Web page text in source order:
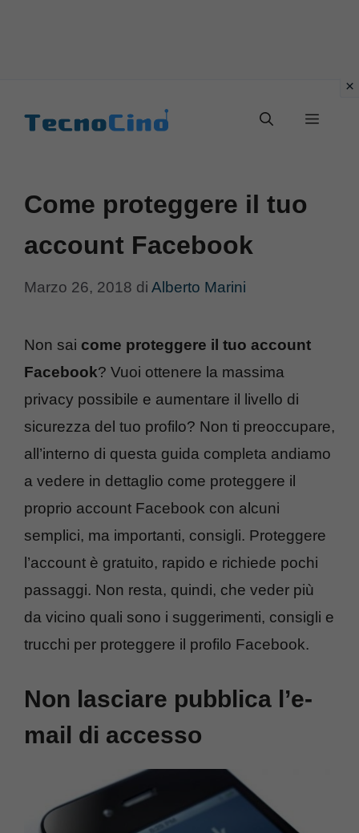
Menu
Come proteggere il tuo
account Facebook
Marzo 26, 2018 di Alberto Marini
Non sai come proteggere il tuo account
Facebook? Vuoi ottenere la massima
privacy possibile e aumentare il livello di
sicurezza del tuo profilo? Non ti preoccupare,
all’interno di questa guida completa andiamo
a vedere in dettaglio come proteggere il
proprio account Facebook con alcuni
semplici, ma importanti, consigli. Proteggere
l’account è gratuito, rapido e richiede pochi
passaggi. Non resta, quindi, che veder più
da vicino quali sono i suggerimenti, consigli e
trucchi per proteggere il profilo Facebook.
Non lasciare pubblica l’e-
mail di accesso